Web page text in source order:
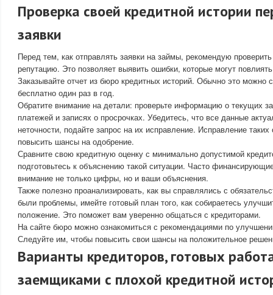
Проверка своей кредитной истории
заявки
Перед тем, как отправлять заявки на займы, рекомендую
репутацию. Это позволяет выявить ошибки, которые могут
Заказывайте отчет из бюро кредитных историй. Обычно это можно
бесплатно один раз в год.
Обратите внимание на детали: проверьте информацию о текущих
платежей и записях о просрочках. Убедитесь, что все данные
неточности, подайте запрос на их исправление. Исправление
повысить шансы на одобрение.
Сравните свою кредитную оценку с минимально допустимой
подготовьтесь к объяснению такой ситуации. Часто
внимание не только цифры, но и ваши объяснения.
Также полезно проанализировать, как вы справлялись с
были проблемы, имейте готовый план того, как собираетесь
положение. Это поможет вам уверенно общаться с кредиторами.
На сайте бюро можно ознакомиться с рекомендациями по
Следуйте им, чтобы повысить свои шансы на положительное
Варианты кредиторов, готовых
заемщиками с плохой кредитной